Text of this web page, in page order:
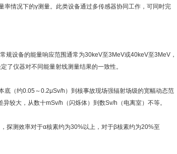
情况下的γ测量。此类设备通过多传感器协同工作，可同时完
规设备的能量响应范围通常为30keV至3MeV或40keV至3MeV，
了仪器对不同能量射线测量结果的一致性。
（约0.05～0.2μSv/h）到核事故现场强辐射场级的宽幅动态范
较大，从数十mSv/h（闪烁体）到数Sv/h（电离室）不等。
探测效率对于α核素约为30%以上，对于β核素约为20%至